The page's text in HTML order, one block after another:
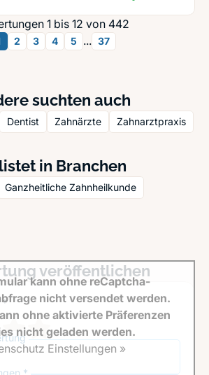
1 bis 12 von 442
2 3 4 5 ... 37
suchten auch
Dentist Zahnärzte
Zahnarztpraxis
in Branchen
Ganzheitliche Zahnheilkunde
veröffentlichen
*
*
kann ohne reCaptcha-
nicht versendet werden.
ohne aktivierte Präferenzen
nicht geladen werden.
Einstellungen »